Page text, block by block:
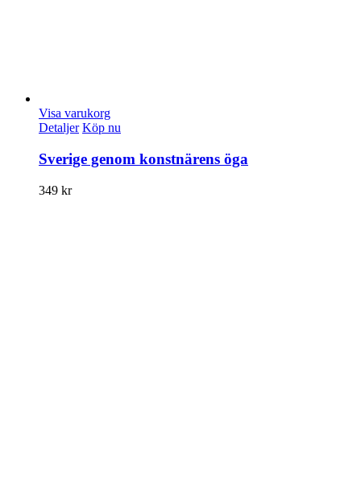
Visa varukorg
Detaljer Köp nu
Sverige genom konstnärens öga
349 kr